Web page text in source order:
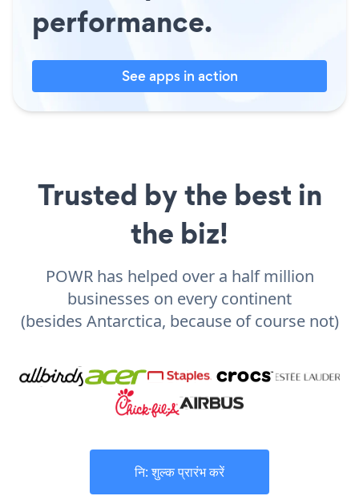
performance.
See apps in action
Trusted by the best in
the biz!
POWR has helped over a half million
businesses on every continent
(besides Antarctica, because of course not)
नि: शुल्क प्रारंभ करें